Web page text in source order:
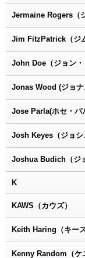
Jermaine Rogers（
Jim FitzPatrick（ジ
John Doe（ジョン・
Jonas Wood (ジョナ
Jose Parla(ホセ・パ
Josh Keyes（ジョシ
Joshua Budich（ジ
K
KAWS（カウズ）
Keith Haring（キー
Kenny Random（ケ